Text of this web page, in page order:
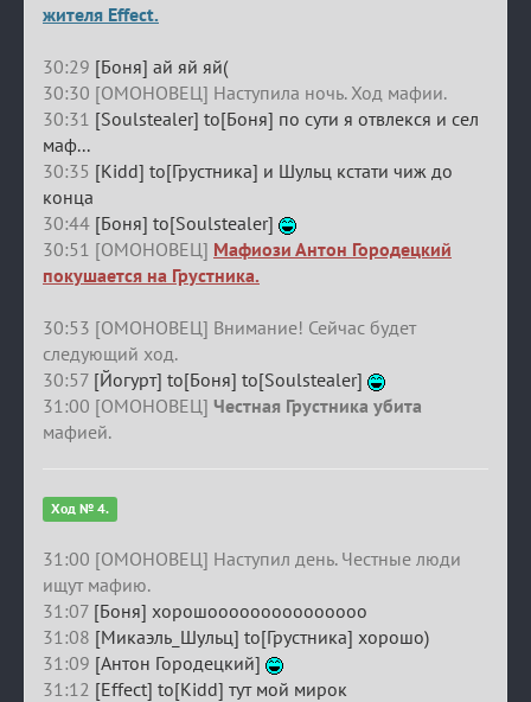
жителя Effect.
30:29 [Боня] ай яй яй(
30:30 [ОМОНОВЕЦ] Наступила ночь. Ход мафии.
30:31 [Soulstealer] to[Боня] по сути я отвлекся и сел
маф...
30:35 [Kidd] to[Грустника] и Шульц кстати чиж до
конца
30:44 [Боня] to[Soulstealer]
30:51 [ОМОНОВЕЦ] Мафиози Антон Городецкий
покушается на Грустника.
30:53 [ОМОНОВЕЦ] Внимание! Сейчас будет
следующий ход.
30:57 [Йогурт] to[Боня] to[Soulstealer]
31:00 [ОМОНОВЕЦ] Честная Грустника убита
мафией.
Ход № 4.
31:00 [ОМОНОВЕЦ] Наступил день. Честные люди
ищут мафию.
31:07 [Боня] хорошооооооооооооооо
31:08 [Микаэль_Шульц] to[Грустника] хорошо)
31:09 [Антон Городецкий]
31:12 [Effect] to[Kidd] тут мой мирок